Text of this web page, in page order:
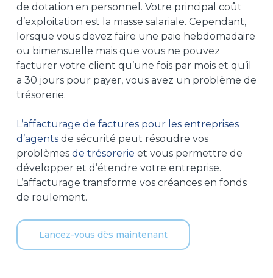
de dotation en personnel. Votre principal coût
d’exploitation est la masse salariale. Cependant,
lorsque vous devez faire une paie hebdomadaire
ou bimensuelle mais que vous ne pouvez
facturer votre client qu’une fois par mois et qu’il
a 30 jours pour payer, vous avez un problème de
trésorerie.
L’affacturage de factures pour les entreprises
d’agentsde sécurité peut résoudre vos
problèmes de trésorerie et vous permettre de
développer et d’étendre votre entreprise.
L’affacturage transforme vos créances en fonds
de roulement.
Lancez-vous dès maintenant